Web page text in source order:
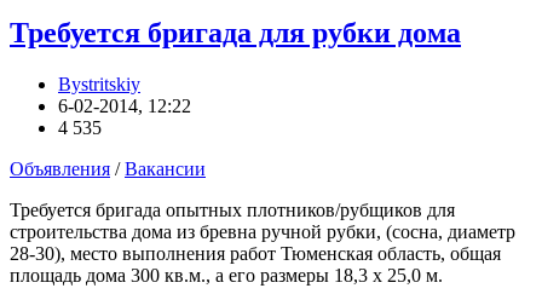
Требуется бригада для рубки дома
Bystritskiy
6-02-2014, 12:22
4 535
Объявления /Вакансии
Требуется бригада опытных плотников/рубщиков для
строительства дома из бревна ручной рубки, (сосна, диаметр
28-30), место выполнения работ Тюменская область, общая
площадь дома 300 кв.м., а его размеры 18,3 х 25,0 м.